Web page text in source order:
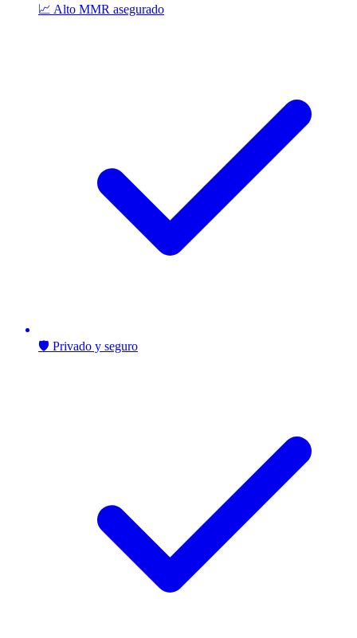
📈 Alto MMR asegurado
🛡️ Privado y seguro